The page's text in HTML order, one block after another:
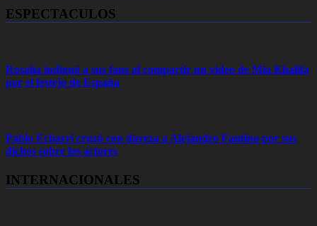
ESPECTACULOS
Rosalía indignó a sus fans al compartir un video de Mia Khalifa
por el festejo de España
Pablo Echarri cruzó con dureza a Alejandro Fantino por sus
dichos sobre los actores
INTERNACIONALES